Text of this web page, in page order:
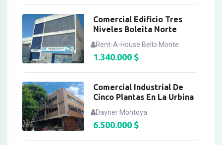
Comercial Edificio Tres
Niveles Boleita Norte
Rent-A-House Bello Monte
1.340.000 $
Comercial Industrial De
Cinco Plantas En La Urbina
Dayner Montoya
6.500.000 $